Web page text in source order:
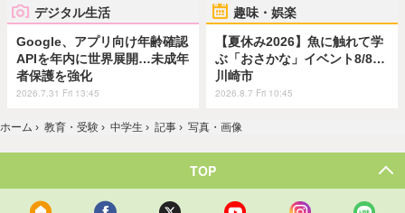
デジタル生活
Google、アプリ向け年齢確認
APIを年内に世界展開…未成年
者保護を強化
2026.7.31 Fri 13:45
趣味・娯楽
【夏休み2026】魚に触れて学
ぶ「おさかな」イベント8/8…
川崎市
2026.8.7 Fri 10:45
ホーム › 教育・受験 › 中学生 › 記事 › 写真・画像
TOP